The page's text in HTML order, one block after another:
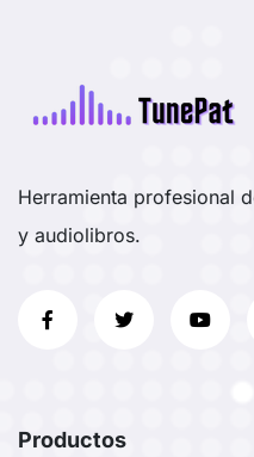
Herramienta profesional
y audiolibros.
Productos